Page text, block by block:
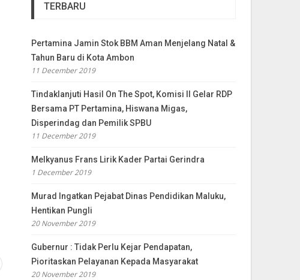
TERBARU
Pertamina Jamin Stok BBM Aman Menjelang Natal &
Tahun Baru di Kota Ambon
11 December 2019
Tindaklanjuti Hasil On The Spot, Komisi II Gelar RDP
Bersama PT Pertamina, Hiswana Migas,
Disperindag dan Pemilik SPBU
11 December 2019
Melkyanus Frans Lirik Kader Partai Gerindra
1 December 2019
Murad Ingatkan Pejabat Dinas Pendidikan Maluku,
Hentikan Pungli
20 November 2019
Gubernur : Tidak Perlu Kejar Pendapatan,
Pioritaskan Pelayanan Kepada Masyarakat
20 November 2019